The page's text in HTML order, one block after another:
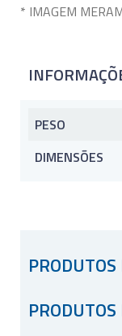
* IMAGEM
PESO
DIMENSÕES